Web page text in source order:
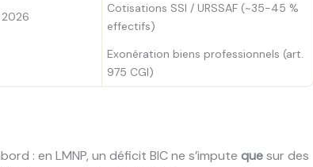
2026
Cotisations SSI / URSSAF (~35-45 %
effectifs)
Exonération biens professionnels (art.
975 CGI)
: en LMNP, un déficit BIC ne s’impute quesur des